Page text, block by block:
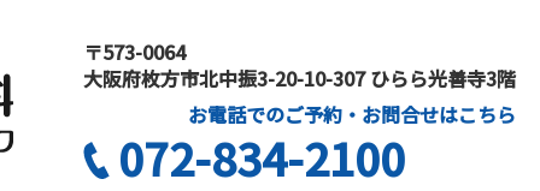
〒573-0064
大阪府枚方市北中振3-20-10-307 ひらら光善寺3階
お電話でのご予約・お問合せはこちら
072-834-2100